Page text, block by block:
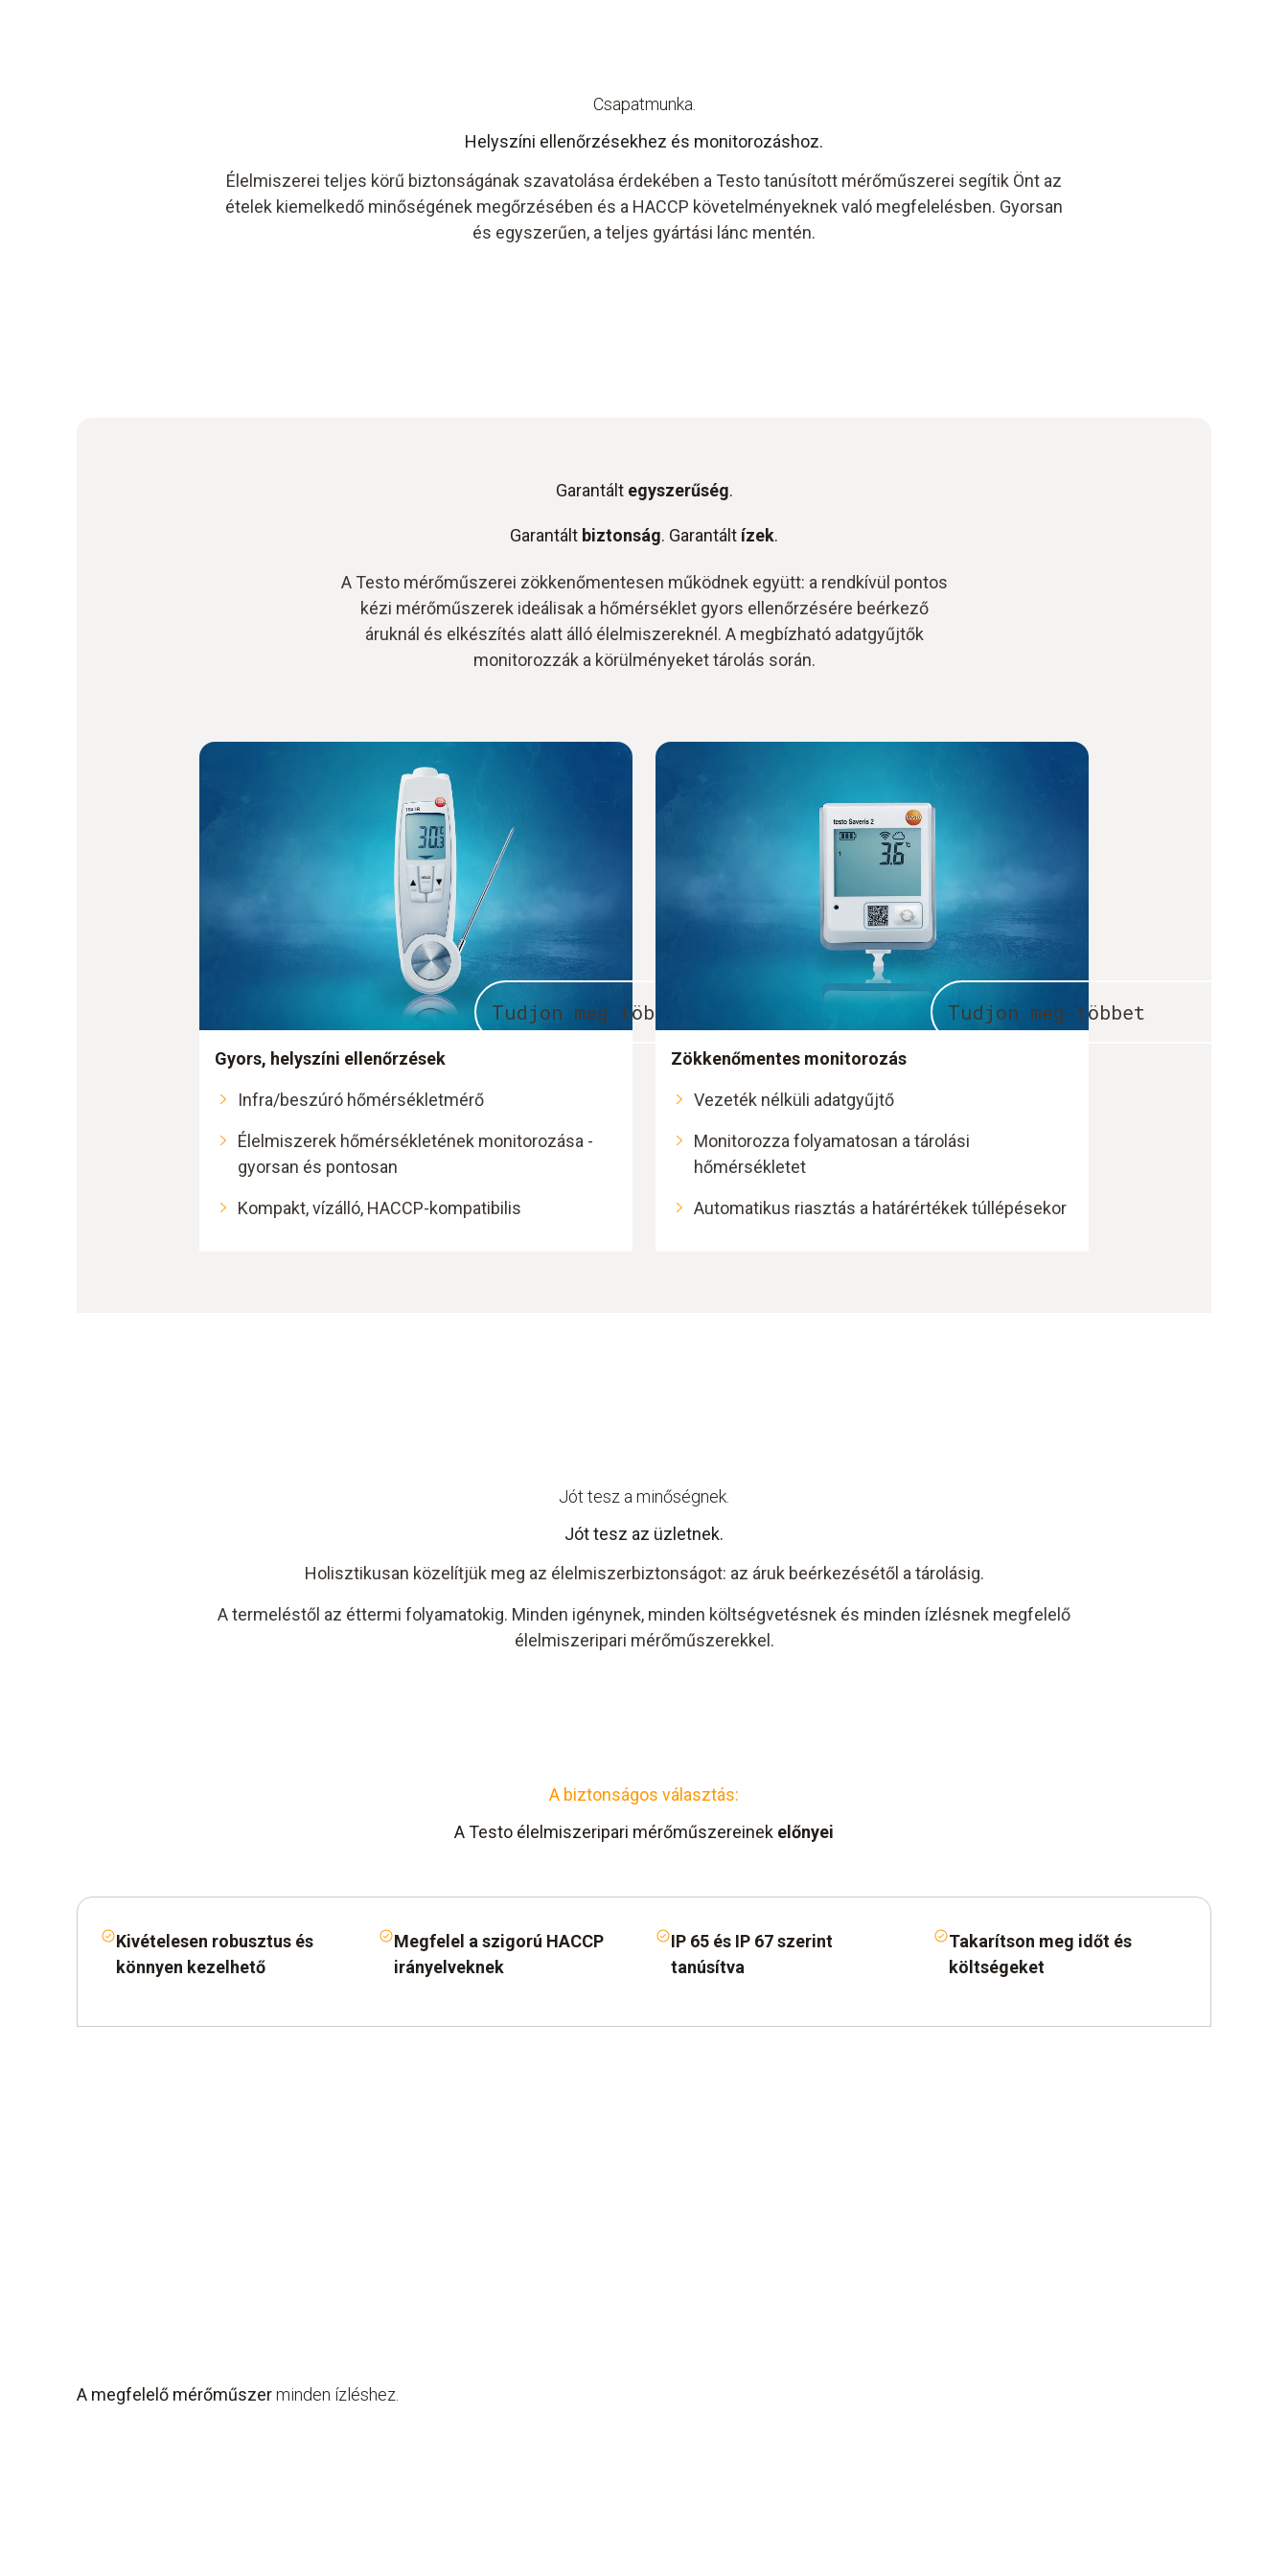
Csapatmunka.
Helyszíni ellenőrzésekhez és monitorozáshoz.
Élelmiszerei teljes körű biztonságának szavatolása érdekében a Testo tanúsított mérőműszerei segítik Önt az
ételek kiemelkedő minőségének megőrzésében és a HACCP követelményeknek való megfelelésben. Gyorsan
és egyszerűen, a teljes gyártási lánc mentén.
Garantált egyszerűség.
Garantált biztonság. Garantált ízek.
A Testo mérőműszerei zökkenőmentesen működnek együtt: a rendkívül pontos
kézi mérőműszerek ideálisak a hőmérséklet gyors ellenőrzésére beérkező
áruknál és elkészítés alatt álló élelmiszereknél. A megbízható adatgyűjtők
monitorozzák a körülményeket tárolás során.
Tudjon meg többet
Gyors, helyszíni ellenőrzések
Infra/beszúró hőmérsékletmérő
Élelmiszerek hőmérsékletének monitorozása -
gyorsan és pontosan
Kompakt, vízálló, HACCP-kompatibilis
Tudjon meg többet
Zökkenőmentes monitorozás
Vezeték nélküli adatgyűjtő
Monitorozza folyamatosan a tárolási
hőmérsékletet
Automatikus riasztás a határértékek túllépésekor
Jót tesz a minőségnek.
Jót tesz az üzletnek.
Holisztikusan közelítjük meg az élelmiszerbiztonságot: az áruk beérkezésétől a tárolásig.
A termeléstől az éttermi folyamatokig. Minden igénynek, minden költségvetésnek és minden ízlésnek megfelelő
élelmiszeripari mérőműszerekkel.
A biztonságos választás:
A Testo élelmiszeripari mérőműszereinek előnyei
Kivételesen robusztus és
könnyen kezelhető
Megfelel a szigorú HACCP
irányelveknek
IP 65 és IP 67 szerint
tanúsítva
Takarítson meg időt és
költségeket
A megfelelő mérőműszerminden ízléshez.